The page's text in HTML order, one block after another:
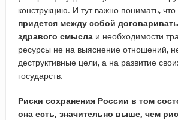
конструкцию. И тут важно понимать, что
придется между собой
здравого смыслаи необходимости
ресурсы не на выяснение отношений,
деструктивные цели, а на развитие
государств.
Риски сохранения России в том
она есть, значительно выше, чем